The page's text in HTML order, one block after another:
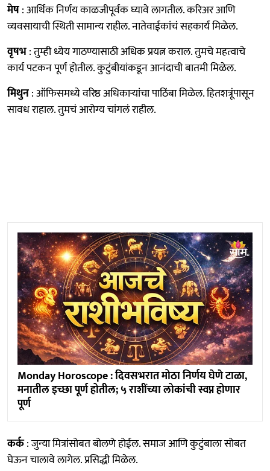
मेष: आर्थिक निर्णय काळजीपूर्वक घ्यावे लागतील. करिअर आणि
व्यवसायाची स्थिती सामान्य राहील. नातेवाईकांचं सहकार्य मिळेल.
वृषभ: तुम्ही ध्येय गाठण्यासाठी अधिक प्रयत्न कराल. तुमचे महत्वाचे
कार्य पटकन पूर्ण होतील. कुटुंबीयांकडून आनंदाची बातमी मिळेल.
मिथुन: ऑफिसमध्ये वरिष्ठ अधिकाऱ्यांचा पाठिंबा मिळेल. हितशत्रूंपासून
सावध राहाल. तुमचं आरोग्य चांगलं राहील.
Monday Horoscope : दिवसभरात मोठा निर्णय घेणे टाळा,
मनातील इच्छा पूर्ण होतील; ५ राशींच्या लोकांची स्वप्न होणार
पूर्ण
कर्क: जुन्या मित्रांसोबत बोलणे होईल. समाज आणि कुटुंबाला सोबत
घेऊन चालावे लागेल. प्रसिद्धी मिळेल.